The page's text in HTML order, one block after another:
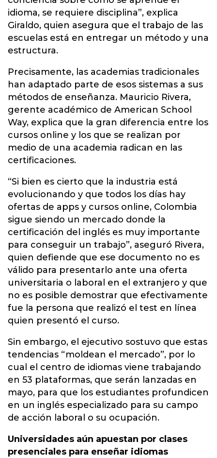
idioma, se requiere disciplina”, explica
Giraldo, quien asegura que el trabajo de las
escuelas está en entregar un método y una
estructura.
Precisamente, las academias tradicionales
han adaptado parte de esos sistemas a sus
métodos de enseñanza. Mauricio Rivera,
gerente académico de American School
Way, explica que la gran diferencia entre los
cursos online y los que se realizan por
medio de una academia radican en las
certificaciones.
“Si bien es cierto que la industria está
evolucionando y que todos los días hay
ofertas de apps y cursos online, Colombia
sigue siendo un mercado donde la
certificación del inglés es muy importante
para conseguir un trabajo”, aseguró Rivera,
quien defiende que ese documento no es
válido para presentarlo ante una oferta
universitaria o laboral en el extranjero y que
no es posible demostrar que efectivamente
fue la persona que realizó el test en línea
quien presentó el curso.
Sin embargo, el ejecutivo sostuvo que estas
tendencias “moldean el mercado”, por lo
cual el centro de idiomas viene trabajando
en 53 plataformas, que serán lanzadas en
mayo, para que los estudiantes profundicen
en un inglés especializado para su campo
de acción laboral o su ocupación.
Universidades aún apuestan por clases
presenciales para enseñar idiomas